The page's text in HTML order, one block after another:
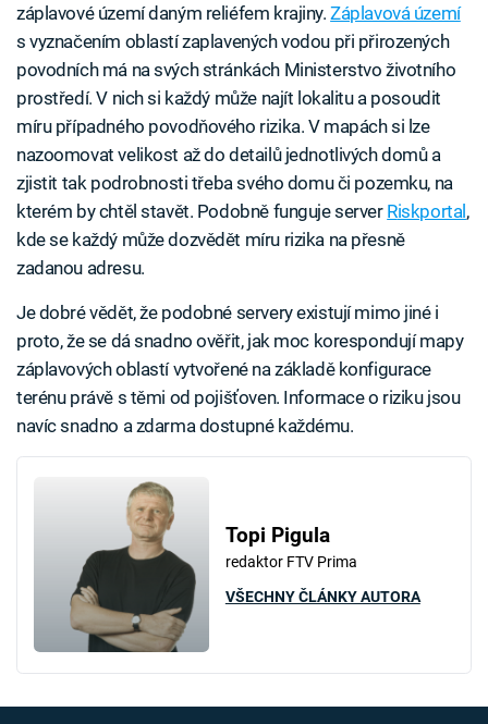
záplavové území daným reliéfem krajiny.Záplavová území
s vyznačením oblastí zaplavených vodou při přirozených
povodních má na svých stránkách Ministerstvo životního
prostředí. V nich si každý může najít lokalitu a posoudit
míru případného povodňového rizika. V mapách si lze
nazoomovat velikost až do detailů jednotlivých domů a
zjistit tak podrobnosti třeba svého domu či pozemku, na
kterém by chtěl stavět. Podobně funguje server Riskportal,
kde se každý může dozvědět míru rizika na přesně
zadanou adresu.
Je dobré vědět, že podobné servery existují mimo jiné i
proto, že se dá snadno ověřit, jak moc korespondují mapy
záplavových oblastí vytvořené na základě konfigurace
terénu právě s těmi od pojišťoven. Informace o riziku jsou
navíc snadno a zdarma dostupné každému.
Topi Pigula
redaktor FTV Prima
VŠECHNY ČLÁNKY AUTORA